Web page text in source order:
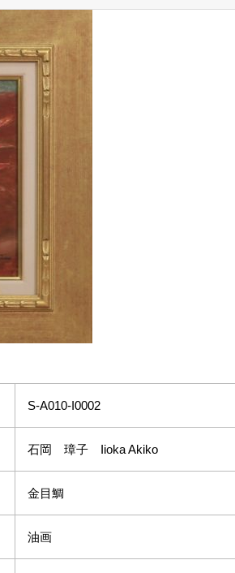
S-A010-I0002
石岡 璋子 Iioka Akiko
金目鯛
油画